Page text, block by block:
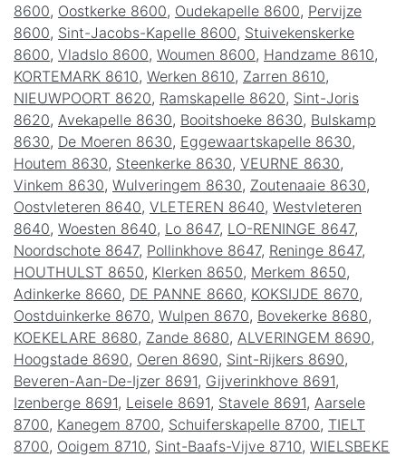
8600, Oostkerke 8600, Oudekapelle 8600, Pervijze
8600, Sint-Jacobs-Kapelle 8600, Stuivekenskerke
8600, Vladslo 8600, Woumen 8600, Handzame 8610,
KORTEMARK 8610, Werken 8610, Zarren 8610,
NIEUWPOORT 8620, Ramskapelle 8620, Sint-Joris
8620, Avekapelle 8630, Booitshoeke 8630, Bulskamp
8630, De Moeren 8630, Eggewaartskapelle 8630,
Houtem 8630, Steenkerke 8630, VEURNE 8630,
Vinkem 8630, Wulveringem 8630, Zoutenaaie 8630,
Oostvleteren 8640, VLETEREN 8640, Westvleteren
8640, Woesten 8640, Lo 8647, LO-RENINGE 8647,
Noordschote 8647, Pollinkhove 8647, Reninge 8647,
HOUTHULST 8650, Klerken 8650, Merkem 8650,
Adinkerke 8660, DE PANNE 8660, KOKSIJDE 8670,
Oostduinkerke 8670, Wulpen 8670, Bovekerke 8680,
KOEKELARE 8680, Zande 8680, ALVERINGEM 8690,
Hoogstade 8690, Oeren 8690, Sint-Rijkers 8690,
Beveren-Aan-De-Ijzer 8691, Gijverinkhove 8691,
Izenberge 8691, Leisele 8691, Stavele 8691, Aarsele
8700, Kanegem 8700, Schuiferskapelle 8700, TIELT
8700, Ooigem 8710, Sint-Baafs-Vijve 8710, WIELSBEKE